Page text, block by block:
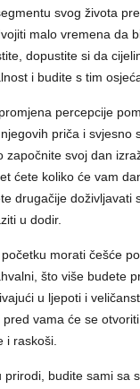
svog života
malo vremena da
dopustite si da
i budite s tim
percepcije
priča i svjesno
započnite svoj dan
ćete koliko će vam
drugačije doživljavati
u dodir.
morati češće
što više budete
u ljepoti i
vama će se
i raskoši.
prirodi, budite sami sa